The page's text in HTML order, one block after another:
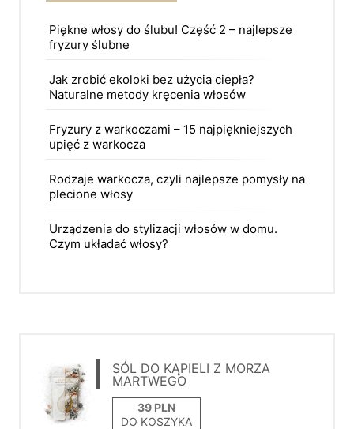
Piękne włosy do ślubu! Część 2 – najlepsze
fryzury ślubne
Jak zrobić ekoloki bez użycia ciepła?
Naturalne metody kręcenia włosów
Fryzury z warkoczami – 15 najpiękniejszych
upięć z warkocza
Rodzaje warkocza, czyli najlepsze pomysły na
plecione włosy
Urządzenia do stylizacji włosów w domu.
Czym układać włosy?
SÓL DO KĄPIELI Z MORZA
MARTWEGO
DO KOSZYKA